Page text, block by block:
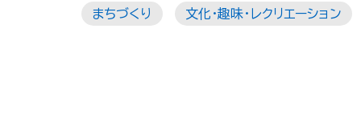
まちづくり 文化・趣味・レクリエーション